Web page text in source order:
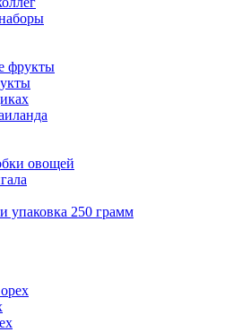
фрукты
овощей
упаковка 250 грамм